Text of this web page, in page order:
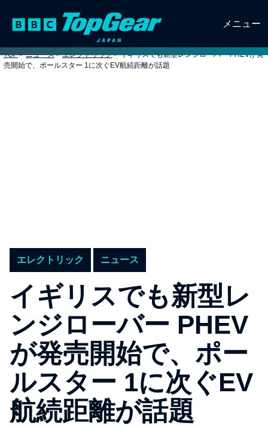
メニュー
TOP > ニュース > エレクトリック > イギリスでも新型レンジローバー PHEVが発
売開始で、ポールスター 1に次ぐEV航続距離が話題
エレクトリック ニュース
イギリスでも新型レ
ンジローバー PHEV
が発売開始で、ポー
ルスター 1に次ぐEV
航続距離が話題